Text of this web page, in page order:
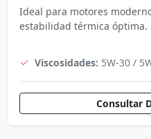
Ideal para motores
estabilidad térmica óptima.
Viscosidades: 5W-30 /
Consultar